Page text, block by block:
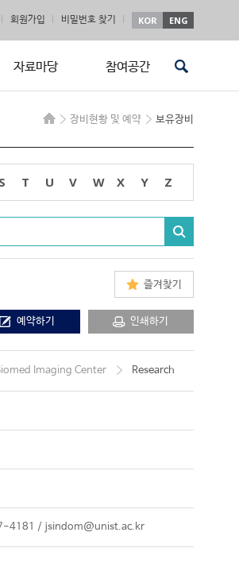
회원가입 비밀번호 찾기 KOR ENG
자료마당 참여공간
장비현황 및 예약 보유장비
S T U V W X Y Z
즐겨찾기
예약하기 인쇄하기
Imaging Center Research
4181 / jsindom@unist.ac.kr